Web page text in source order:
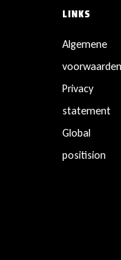
LINKS
Algemene
Privacy
statement
Global
positision